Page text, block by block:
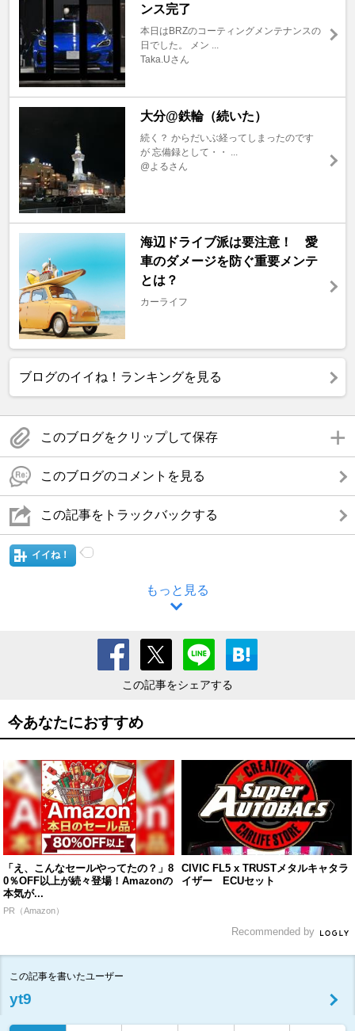
ンス完了
本日はBRZのコーティングメンテナンスの
日でした。 メン ...
Taka.Uさん
大分@鉄輪（続いた）
続く？ からだいぶ経ってしまったのです
が 忘備録として・・ ...
@よるさん
海辺ドライブ派は要注意！ 愛
車のダメージを防ぐ重要メンテ
とは？
カーライフ
ブログのイイね！ランキングを見る
このブログをクリップして保存
このブログのコメントを見る
この記事をトラックバックする
イイね！
もっと見る
この記事をシェアする
今あなたにおすすめ
「え、こんなセールやってたの？」8
0％OFF以上が続々登場！Amazonの
本気が...
PR（Amazon）
CIVIC FL5 x TRUSTメタルキャタラ
イザー ECUセット
Recommended by
この記事を書いたユーザー
yt9